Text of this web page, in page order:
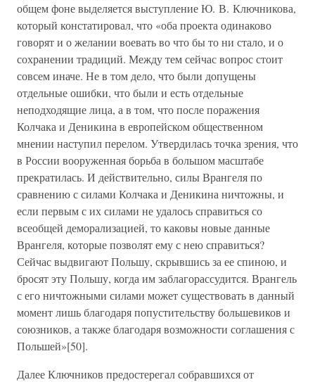
общем фоне выделяется выступление Ю. В. Ключникова,
который констатировал, что «оба проекта одинаково
говорят и о желании воевать во что бы то ни стало, и о
сохранении традиций. Между тем сейчас вопрос стоит
совсем иначе. Не в том дело, что были допущены
отдельные ошибки, что были и есть отдельные
неподходящие лица, а в том, что после поражения
Колчака и Деникина в европейском общественном
мнении наступил перелом. Утвердилась точка зрения, что
в России вооруженная борьба в большом масштабе
прекратилась. И действительно, силы Врангеля по
сравнению с силами Колчака и Деникина ничтожны, и
если первым с их силами не удалось справиться со
всеобщей деморализацией, то каковы новые данные
Врангеля, которые позволят ему с нею справиться?
Сейчас выдвигают Польшу, скрывшись за ее спиною, и
бросят эту Польшу, когда им заблагорассудится. Врангель
с его ничтожными силами может существовать в данный
момент лишь благодаря попустительству большевиков и
союзников, а также благодаря возможности соглашения с
Польшей»[50].
Далее Ключников предостерегал собравшихся от